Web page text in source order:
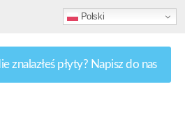
Polski
znalazłeś płyty? Napisz do nas